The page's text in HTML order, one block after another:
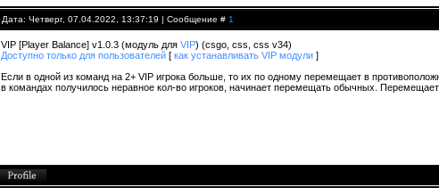
Дата: Четверг, 07.04.2022, 13:37:19 | Сообщение # 1
VIP [Player Balance] v1.0.3 (модуль для VIP) (csgo, css, css v34)
Доступно только для пользователей [ как устанавливать VIP модули ]
Если в одной из команд на 2+ VIP игрока больше, то их по одному перемещает в
в командах получилось неравное кол-во игроков, начинает перемещать обычных.